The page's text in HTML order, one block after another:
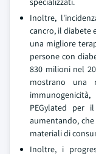
Inoltre,
cancro, il diabete
una migliore
persone con
830 milioni nel
mostrano una
PEGylated per
aumentando,
materiali di
Inoltre, i